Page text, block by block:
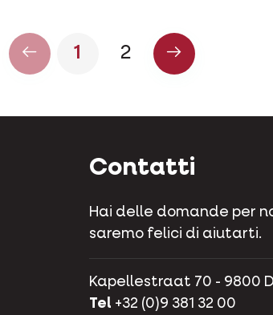
1 2
Contatti
Hai delle domande per
saremo felici di aiutarti.
Kapellestraat 70 - 9800
Tel +32 (0)9 381 32 00